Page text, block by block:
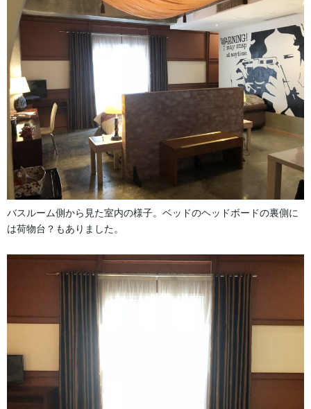
バスルーム側から見た室内の様子。ベッドのヘッドボードの裏側に
は荷物台？もありました。